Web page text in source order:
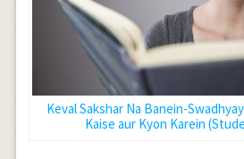
Keval Sakshar Na Banein-
Kaise aur Kyon Karein